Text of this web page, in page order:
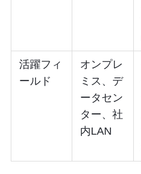
活躍フィ
ールド
オンプレ
ミス、デ
ータセン
ター、社
内LAN